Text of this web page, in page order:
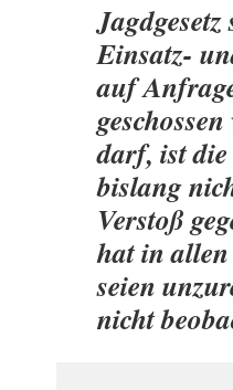
Einsatz-
auf
darf, ist die
bislang
Verstoß
hat in
seien
nicht